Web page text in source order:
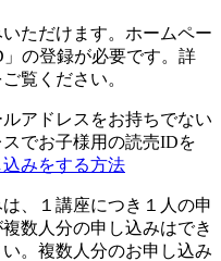
ただけます。ホームペー
の登録が必要です。詳
ご覧ください。
アドレスをお持ちでない
でお子様用の読売IDを
みをする方法
、１講座につき１人の申
数人分の申し込みはでき
。複数人分のお申し込み